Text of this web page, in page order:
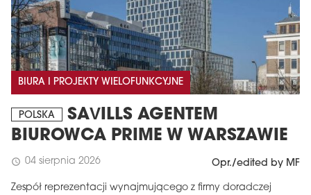
BIURA I PROJEKTY WIELOFUNKCYJNE
POLSKA
SAVILLS AGENTEM
BIUROWCA PRIME W WARSZAWIE
schedule 04 sierpnia 2026 Opr./edited by MF
Zespół reprezentacji wynajmującego z firmy doradczej